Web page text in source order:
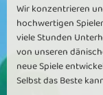
Wir konzentrieren
hochwertigen
viele Stunden
von unseren
neue Spiele
Selbst das Beste